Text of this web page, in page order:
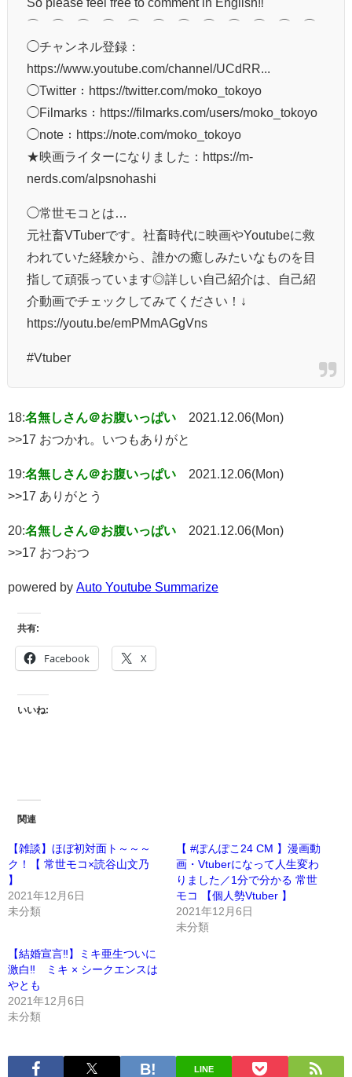
⌒¨⌒¨⌒¨⌒¨⌒¨⌒¨⌒¨⌒¨⌒¨⌒¨⌒¨⌒
◯チャンネル登録：
https://www.youtube.com/channel/UCdRR...
◯Twitter：https://twitter.com/moko_tokoyo
◯Filmarks：https://filmarks.com/users/moko_tokoyo
◯note：https://note.com/moko_tokoyo
★映画ライターになりました：https://m-
nerds.com/alpsnohashi
◯常世モコとは…
元社畜VTuberです。社畜時代に映画やYoutubeに救
われていた経験から、誰かの癒しみたいなものを目
指して頑張っています◎詳しい自己紹介は、自己紹
介動画でチェックしてみてください！↓
https://youtu.be/emPMmAGgVns
#Vtuber
18:名無しさん＠お腹いっぱい
2021.12.06(Mon)
>>17 おつかれ。いつもありがと
19:名無しさん＠お腹いっぱい
2021.12.06(Mon)
>>17 ありがとう
20:名無しさん＠お腹いっぱい
2021.12.06(Mon)
>>17 おつおつ
powered by Auto Youtube Summarize
共有:
Facebook X
いいね:
関連
【雑談】ほぼ初対面ト～～～
ク！【 常世モコ×読谷山文乃
】
2021年12月6日
未分類
【 #ぽんぽこ24 CM 】漫画動
画・Vtuberになって人生変わ
りました／1分で分かる 常世
モコ 【個人勢Vtuber 】
2021年12月6日
未分類
【結婚宣言‼】ミキ亜生ついに
激白‼ ミキ × シークエンスは
やとも
2021年12月6日
未分類
LINE